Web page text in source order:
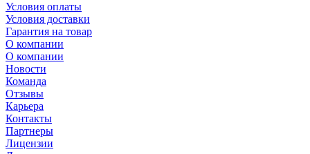
Условия оплаты
Условия доставки
Гарантия на товар
О компании
О компании
Новости
Команда
Отзывы
Карьера
Контакты
Партнеры
Лицензии